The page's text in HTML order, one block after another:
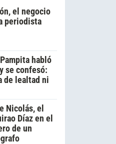
el negocio
periodista
habló
se confesó:
de lealtad ni
Nicolás, el
Díaz en el
de un